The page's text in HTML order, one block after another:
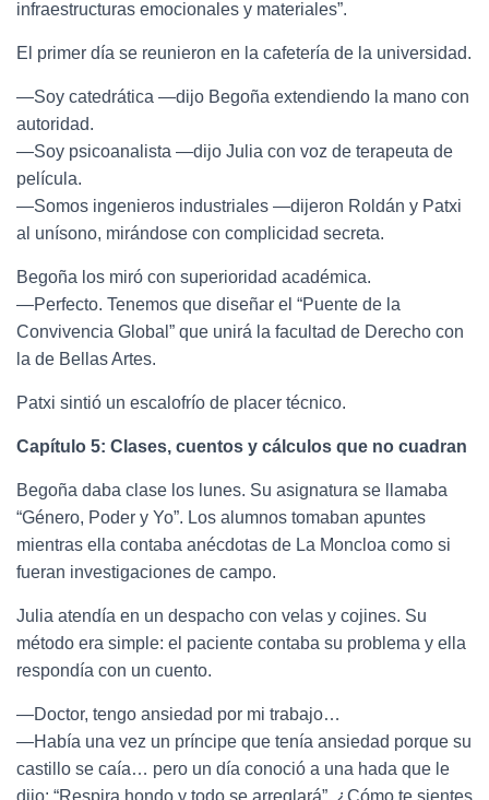
infraestructuras emocionales y materiales”.
El primer día se reunieron en la cafetería de la universidad.
—Soy catedrática —dijo Begoña extendiendo la mano con
autoridad.
—Soy psicoanalista —dijo Julia con voz de terapeuta de
película.
—Somos ingenieros industriales —dijeron Roldán y Patxi
al unísono, mirándose con complicidad secreta.
Begoña los miró con superioridad académica.
—Perfecto. Tenemos que diseñar el “Puente de la
Convivencia Global” que unirá la facultad de Derecho con
la de Bellas Artes.
Patxi sintió un escalofrío de placer técnico.
Capítulo 5: Clases, cuentos y cálculos que no cuadran
Begoña daba clase los lunes. Su asignatura se llamaba
“Género, Poder y Yo”. Los alumnos tomaban apuntes
mientras ella contaba anécdotas de La Moncloa como si
fueran investigaciones de campo.
Julia atendía en un despacho con velas y cojines. Su
método era simple: el paciente contaba su problema y ella
respondía con un cuento.
—Doctor, tengo ansiedad por mi trabajo…
—Había una vez un príncipe que tenía ansiedad porque su
castillo se caía… pero un día conoció a una hada que le
dijo: “Respira hondo y todo se arreglará”. ¿Cómo te sientes